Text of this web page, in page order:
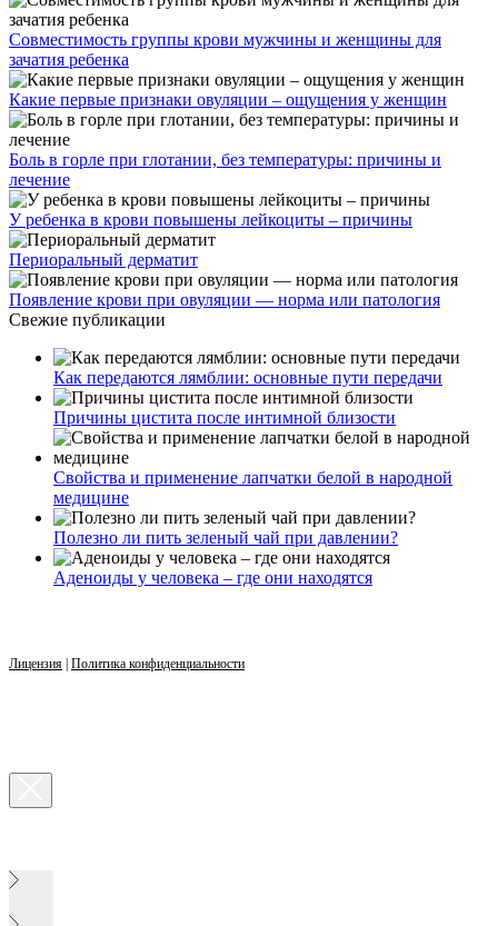
Совместимость группы крови мужчины и женщины для
зачатия ребенка
Какие первые признаки овуляции – ощущения у женщин
Боль в горле при глотании, без температуры: причины и
лечение
У ребенка в крови повышены лейкоциты – причины
Периоральный дерматит
Появление крови при овуляции — норма или патология
Свежие публикации
Как передаются лямблии: основные пути передачи
Причины цистита после интимной близости
Свойства и применение лапчатки белой в народной
медицине
Полезно ли пить зеленый чай при давлении?
Аденоиды у человека – где они находятся
Лицензия Политика конфиденциальности